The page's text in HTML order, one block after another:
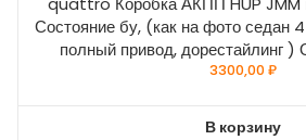
Состояние бу, (как на фото седан
полный привод, дорестайлинг )
3300,00₽
В корзину